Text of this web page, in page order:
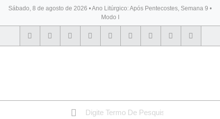
Sábado, 8 de agosto de 2026 • Ano Litúrgico: Após Pentecostes, Semana 9 •
Modo I
BYBLOS